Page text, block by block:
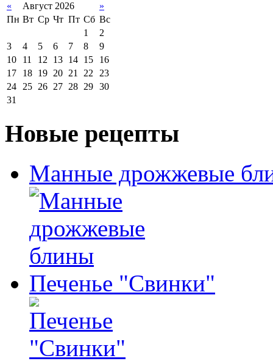
« Август 2026
»
Пн Вт Ср Чт Пт Сб Вс
1
2
3
4 5 6 7 8
9
10
11 12 13 14 15
16
17
18 19 20 21 22 23
24 25 26 27 28 29 30
31
Новые рецепты
Манные дрожжевые
Печенье "Свинки"